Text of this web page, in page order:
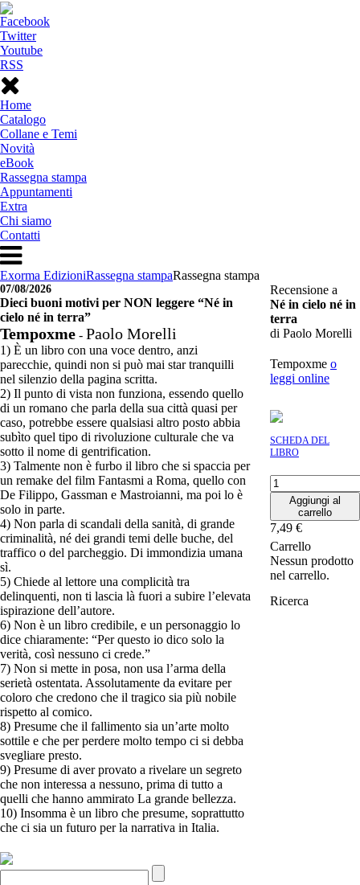
Facebook
Twitter
Youtube
RSS
Home
Catalogo
Collane e Temi
Novità
eBook
Rassegna stampa
Appuntamenti
Extra
Chi siamo
Contatti
Exorma EdizioniRassegna stampaRassegna stampa
07/08/2026
Dieci buoni motivi per NON leggere “Né in
cielo né in terra”
Tempoxme - Paolo Morelli
1) È un libro con una voce dentro, anzi
parecchie, quindi non si può mai star tranquilli
nel silenzio della pagina scritta.
2) Il punto di vista non funziona, essendo quello
di un romano che parla della sua città quasi per
caso, potrebbe essere qualsiasi altro posto abbia
subìto quel tipo di rivoluzione culturale che va
sotto il nome di gentrification.
3) Talmente non è furbo il libro che si spaccia per
un remake del film Fantasmi a Roma, quello con
De Filippo, Gassman e Mastroianni, ma poi lo è
solo in parte.
4) Non parla di scandali della sanità, di grande
criminalità, né dei grandi temi delle buche, del
traffico o del parcheggio. Di immondizia umana
sì.
5) Chiede al lettore una complicità tra
delinquenti, non ti lascia là fuori a subire l’elevata
ispirazione dell’autore.
6) Non è un libro credibile, e un personaggio lo
dice chiaramente: “Per questo io dico solo la
verità, così nessuno ci crede.”
7) Non si mette in posa, non usa l’arma della
serietà ostentata. Assolutamente da evitare per
coloro che credono che il tragico sia più nobile
rispetto al comico.
8) Presume che il fallimento sia un’arte molto
sottile e che per perdere molto tempo ci si debba
svegliare presto.
9) Presume di aver provato a rivelare un segreto
che non interessa a nessuno, prima di tutto a
quelli che hanno ammirato La grande bellezza.
10) Insomma è un libro che presume, soprattutto
che ci sia un futuro per la narrativa in Italia.
Recensione a
Né in cielo né in
terra
di Paolo Morelli
Tempoxme o
leggi online
SCHEDA DEL
LIBRO
Né
in
né
in
terra
quantità
Aggiungi al
carrello
7,49 €
Carrello
Nessun prodotto
nel carrello.
Ricerca